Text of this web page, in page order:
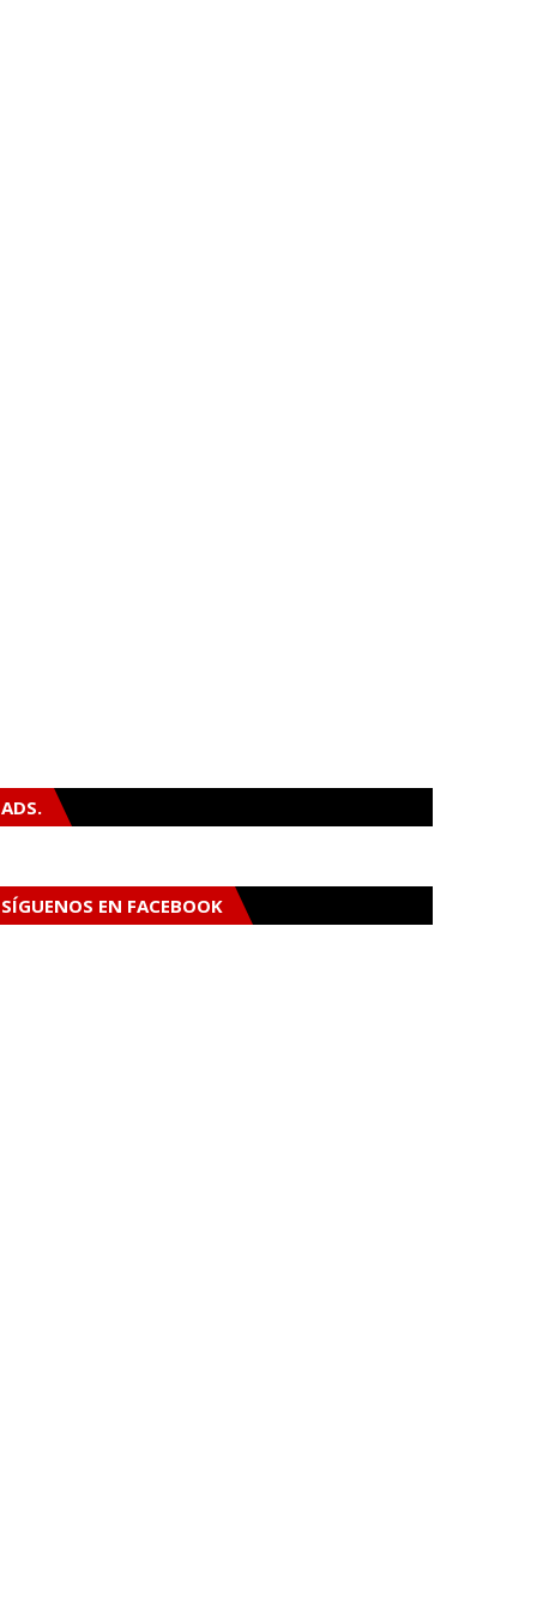
ADS.
SÍGUENOS EN FACEBOOK